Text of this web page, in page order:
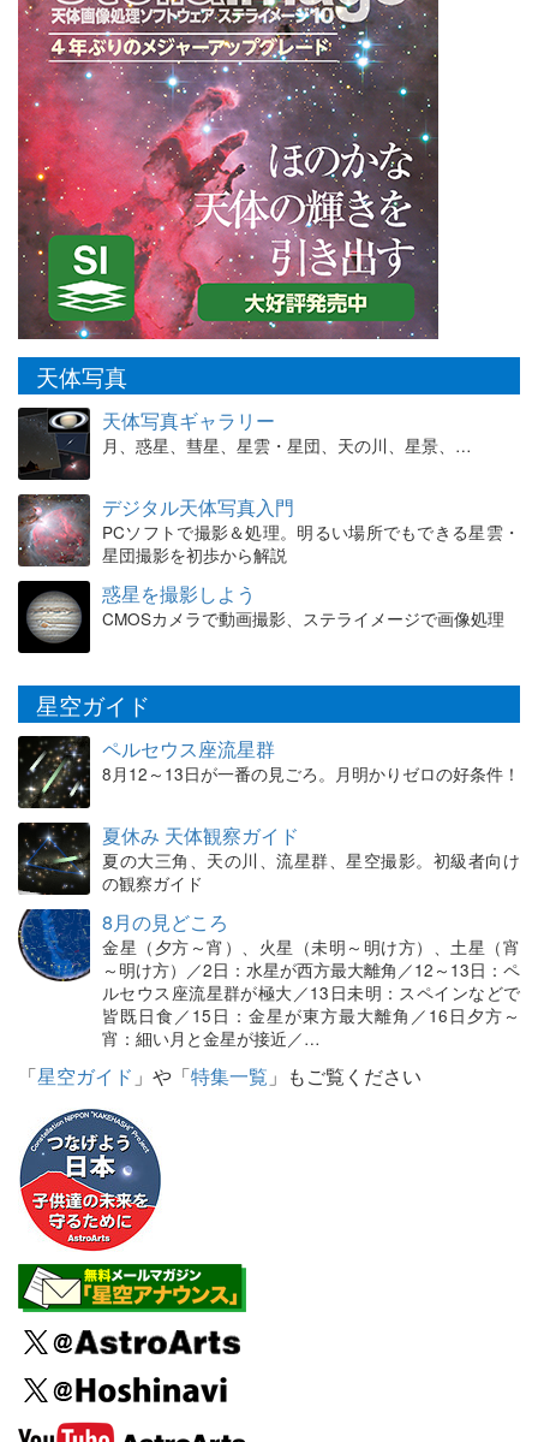
天体写真
天体写真ギャラリー
月、惑星、彗星、星雲・星団、天の川、星景、…
デジタル天体写真入門
PCソフトで撮影＆処理。明るい場所でもできる星雲・
星団撮影を初歩から解説
惑星を撮影しよう
CMOSカメラで動画撮影、ステライメージで画像処理
星空ガイド
ペルセウス座流星群
8月12～13日が一番の見ごろ。月明かりゼロの好条件！
夏休み 天体観察ガイド
夏の大三角、天の川、流星群、星空撮影。初級者向け
の観察ガイド
8月の見どころ
金星（夕方～宵）、火星（未明～明け方）、土星（宵
～明け方）／2日：水星が西方最大離角／12～13日：ペ
ルセウス座流星群が極大／13日未明：スペインなどで
皆既日食／15日：金星が東方最大離角／16日夕方～
宵：細い月と金星が接近／…
「星空ガイド 」や「特集一覧 」もご覧ください